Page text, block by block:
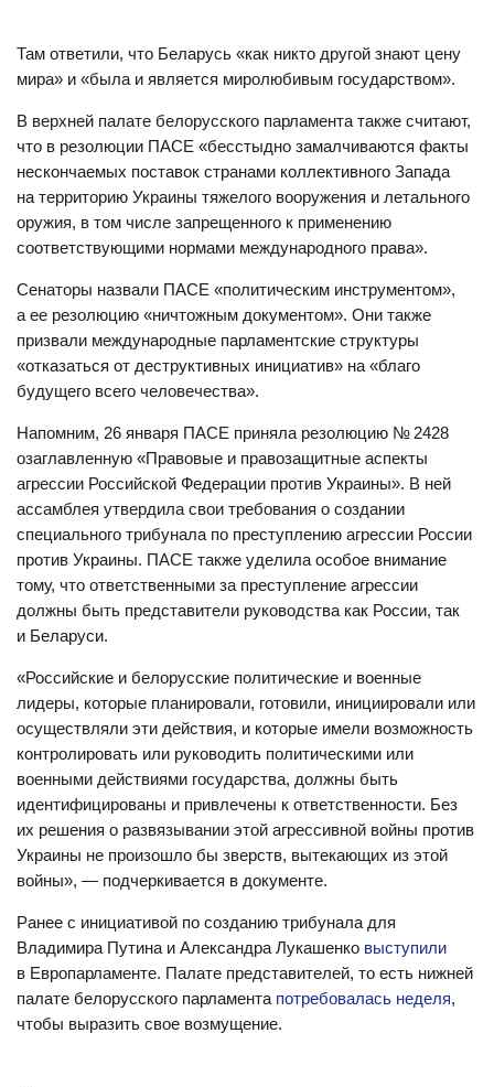
Там ответили, что Беларусь «как никто другой знают цену
мира» и «была и является миролюбивым государством».
В верхней палате белорусского парламента также считают,
что в резолюции ПАСЕ «бесстыдно замалчиваются факты
нескончаемых поставок странами коллективного Запада
на территорию Украины тяжелого вооружения и летального
оружия, в том числе запрещенного к применению
соответствующими нормами международного права».
Сенаторы назвали ПАСЕ «политическим инструментом»,
а ее резолюцию «ничтожным документом». Они также
призвали международные парламентские структуры
«отказаться от деструктивных инициатив» на «благо
будущего всего человечества».
Напомним, 26 января ПАСЕ приняла резолюцию № 2428
озаглавленную «Правовые и правозащитные аспекты
агрессии Российской Федерации против Украины». В ней
ассамблея утвердила свои требования о создании
специального трибунала по преступлению агрессии России
против Украины. ПАСЕ также уделила особое внимание
тому, что ответственными за преступление агрессии
должны быть представители руководства как России, так
и Беларуси.
«Российские и белорусские политические и военные
лидеры, которые планировали, готовили, инициировали или
осуществляли эти действия, и которые имели возможность
контролировать или руководить политическими или
военными действиями государства, должны быть
идентифицированы и привлечены к ответственности. Без
их решения о развязывании этой агрессивной войны против
Украины не произошло бы зверств, вытекающих из этой
войны», — подчеркивается в документе.
Ранее с инициативой по созданию трибунала для
Владимира Путина и Александра Лукашенко выступили
в Европарламенте. Палате представителей, то есть нижней
палате белорусского парламента потребовалась неделя,
чтобы выразить свое возмущение.